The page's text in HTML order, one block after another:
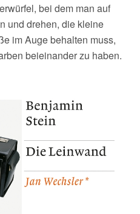
bei dem man auf
und drehen, die kleine
im Auge behalten muss,
beieinander zu haben.